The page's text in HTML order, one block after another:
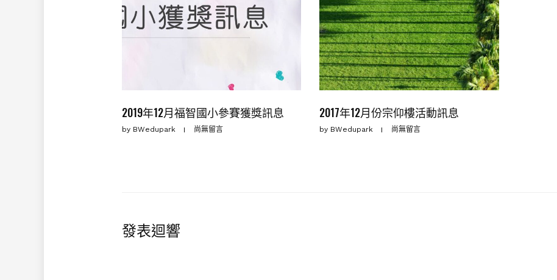
2019年12月福智國小參賽獲獎訊息
byBWedupark 尚無留言
2017年12月份宗仰樓活動訊息
by BWedupark 尚無留言
發表迴響